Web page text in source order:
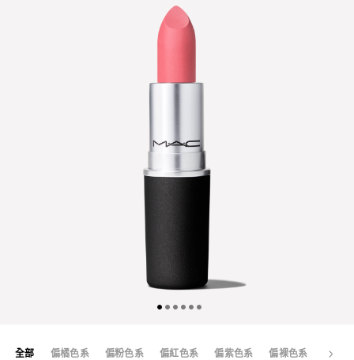
全部 偏橘色系 偏粉色系 偏紅色系 偏紫色系 偏裸色系 暢銷色